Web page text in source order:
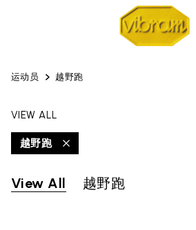
运动员 越野跑
VIEW ALL
越野跑
View All 越野跑